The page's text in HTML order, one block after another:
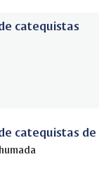
catequistas
catequistas de